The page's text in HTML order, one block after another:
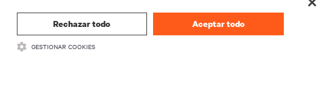
Rechazar todo Aceptar todo
GESTIONAR COOKIES